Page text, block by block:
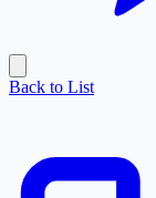
Back to List